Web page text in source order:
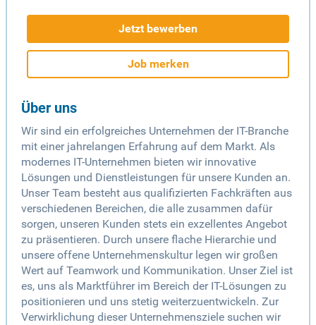
Jetzt bewerben
Job merken
Über uns
Wir sind ein erfolgreiches Unternehmen der IT-Branche
mit einer jahrelangen Erfahrung auf dem Markt. Als
modernes IT-Unternehmen bieten wir innovative
Lösungen und Dienstleistungen für unsere Kunden an.
Unser Team besteht aus qualifizierten Fachkräften aus
verschiedenen Bereichen, die alle zusammen dafür
sorgen, unseren Kunden stets ein exzellentes Angebot
zu präsentieren. Durch unsere flache Hierarchie und
unsere offene Unternehmenskultur legen wir großen
Wert auf Teamwork und Kommunikation. Unser Ziel ist
es, uns als Marktführer im Bereich der IT-Lösungen zu
positionieren und uns stetig weiterzuentwickeln. Zur
Verwirklichung dieser Unternehmensziele suchen wir